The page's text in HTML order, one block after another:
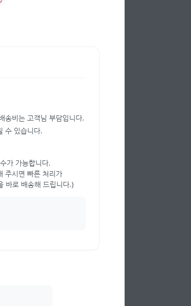
송비는 고객님 부담입니다.
수 있습니다.
가 가능합니다.
주시면 빠른 처리가
바로 배송해 드립니다.)